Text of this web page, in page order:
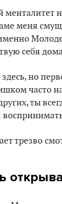
менталитет
меня
себя
но
часто
ты
трезво